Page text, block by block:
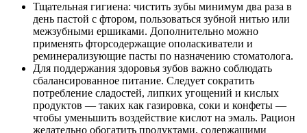
Тщательная гигиена: чистить зубы минимум два раза в
день пастой с фтором, пользоваться зубной нитью или
межзубными ершиками. Дополнительно можно
применять фторсодержащие ополаскиватели и
реминерализующие пасты по назначению стоматолога.
Для поддержания здоровья зубов важно соблюдать
сбалансированное питание. Следует сократить
потребление сладостей, липких угощений и кислых
продуктов — таких как газировка, соки и конфеты —
чтобы уменьшить воздействие кислот на эмаль. Рацион
желательно обогатить продуктами, содержащими